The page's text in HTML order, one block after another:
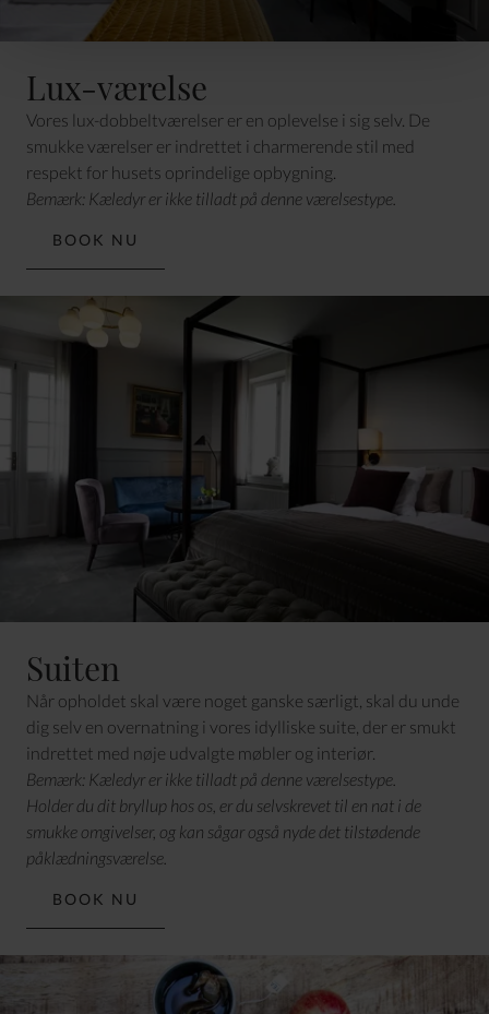
Lux-værelse
Vores lux-dobbeltværelser er en oplevelse i sig selv. De
smukke værelser er indrettet i charmerende stil med
respekt for husets oprindelige opbygning.
Bemærk: Kæledyr er ikke tilladt på denne værelsestype.
BOOK NU
Suiten
Når opholdet skal være noget ganske særligt, skal du unde
dig selv en overnatning i vores idylliske suite, der er smukt
indrettet med nøje udvalgte møbler og interiør.
Bemærk: Kæledyr er ikke tilladt på denne værelsestype.
Holder du dit bryllup hos os, er du selvskrevet til en nat i de
smukke omgivelser, og kan sågar også nyde det tilstødende
påklædningsværelse.
BOOK NU